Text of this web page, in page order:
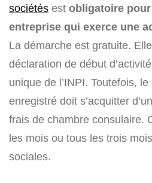
sociétés est obligatoire
entreprise qui exerce une
La démarche est gratuite.
déclaration de début
unique de l’INPI. Toutefois,
enregistré doit s’acquitter
frais de chambre consulaire.
les mois ou tous les trois
sociales.